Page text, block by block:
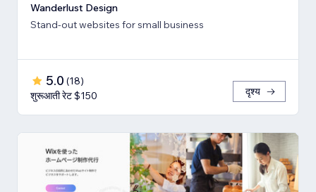
Wanderlust Design
Stand-out websites for small business
5.0 (18)
शुरूआती रेट $150
दृश्य